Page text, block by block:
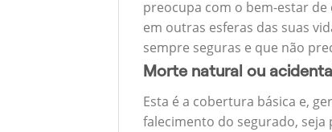
preocupa com o bem-estar
em outras esferas das suas
sempre seguras e que não
Morte natural ou acidental
Esta é a cobertura básica e,
falecimento do segurado,